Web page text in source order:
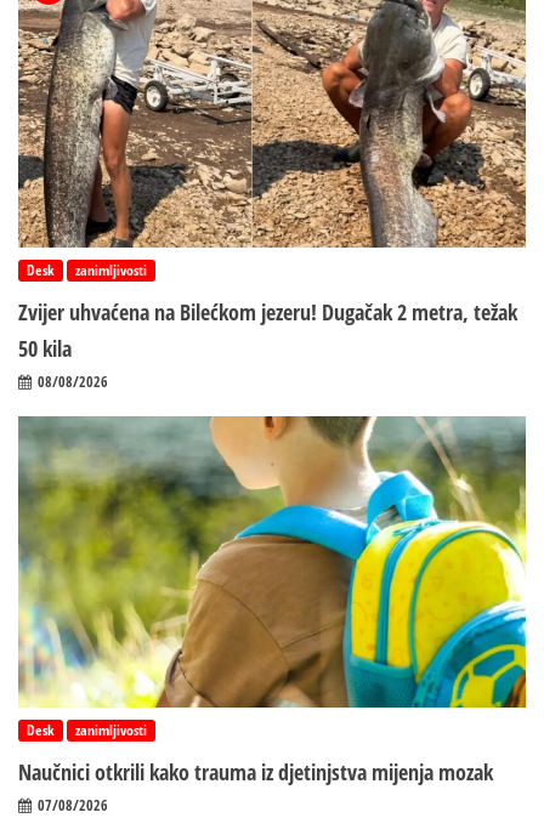
Desk zanimljivosti
Zvijer uhvaćena na Bilećkom jezeru! Dugačak 2 metra, težak
50 kila
08/08/2026
Desk zanimljivosti
Naučnici otkrili kako trauma iz d‌jetinjstva mijenja mozak
07/08/2026